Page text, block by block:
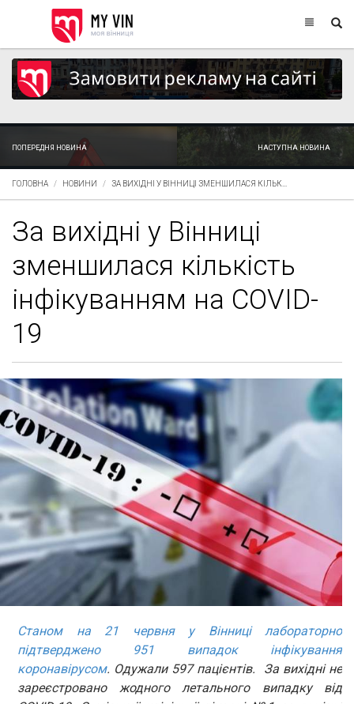
ПОПЕРЕДНЯ НОВИНА НАСТУПНА НОВИНА
ГОЛОВНА НОВИНИ ЗА ВИХІДНІ У ВІННИЦІ ЗМЕНШИЛАСЯ КІЛЬК...
За вихідні у Вінниці
зменшилася кількість
інфікуванням на COVID-
19
Станом на 21 червня у Вінниці лабораторно
підтверджено 951 випадок інфікування
коронавірусом. Одужали 597 пацієнтів. За вихідні не
зареєстровано жодного летального випадку від